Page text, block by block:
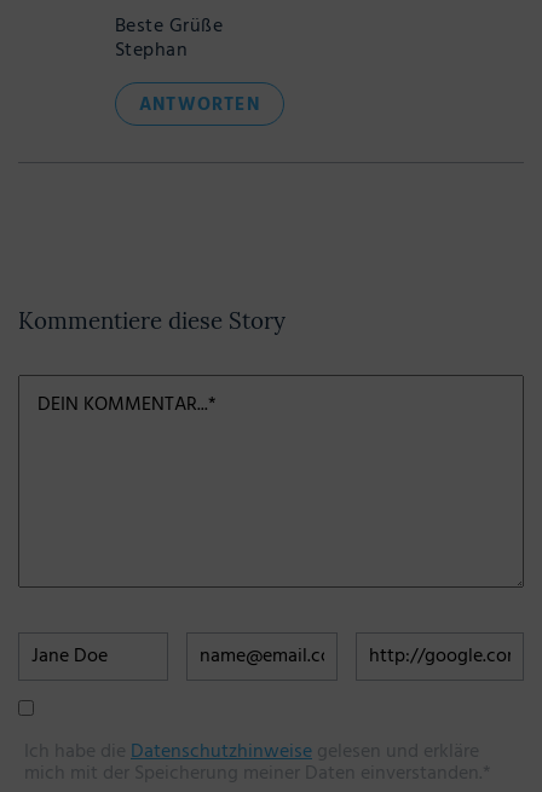
Beste Grüße
Stephan
ANTWORTEN
Kommentiere diese Story
Ich habe dieDatenschutzhinweisegelesen und erkläre
mich mit der Speicherung meiner Daten einverstanden.*